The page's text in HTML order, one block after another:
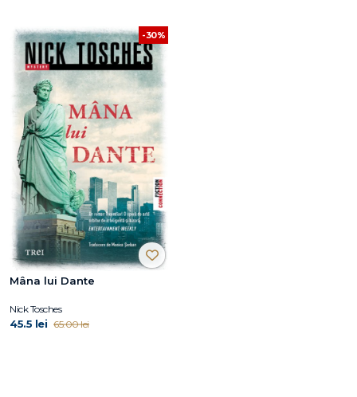
-30%
Mâna lui Dante
Nick Tosches
45.5 lei 65.00 lei